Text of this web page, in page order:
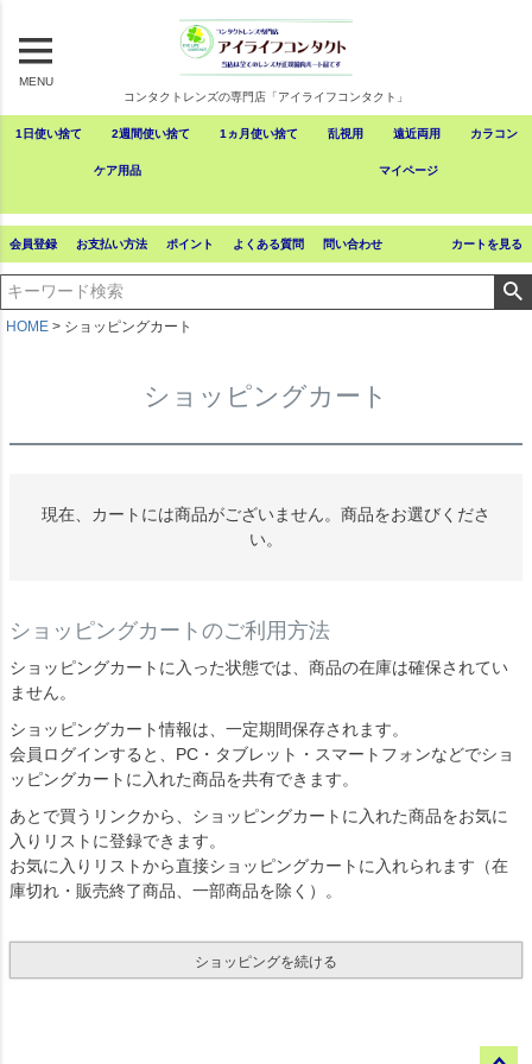
MENU
コンタクトレンズの専門店「アイライフコンタクト」
1日使い捨て 2週間使い捨て 1ヵ月使い捨て 乱視用 遠近両用 カラコン
ケア用品 マイページ
会員登録 お支払い方法 ポイント よくある質問 問い合わせ カートを見る
HOME ショッピングカート
ショッピングカート
現在、カートには商品がございません。商品をお選びくださ
い。
ショッピングカートのご利用方法
ショッピングカートに入った状態では、商品の在庫は確保されてい
ません。
ショッピングカート情報は、一定期間保存されます。
会員ログインすると、PC・タブレット・スマートフォンなどでショ
ッピングカートに入れた商品を共有できます。
あとで買うリンクから、ショッピングカートに入れた商品をお気に
入りリストに登録できます。
お気に入りリストから直接ショッピングカートに入れられます（在
庫切れ・販売終了商品、一部商品を除く）。
ショッピングを続ける